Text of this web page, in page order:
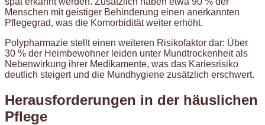
Menschen mit geistiger Behinderung einen anerkannten
Pflegegrad, was die Komorbidität weiter erhöht.
Polypharmazie stellt einen weiteren Risikofaktor dar: Über
30 % der Heimbewohner leiden unter Mundtrockenheit als
Nebenwirkung ihrer Medikamente, was das Kariesrisiko
deutlich steigert und die Mundhygiene zusätzlich erschwert.
Herausforderungen in der häuslichen
Pflege